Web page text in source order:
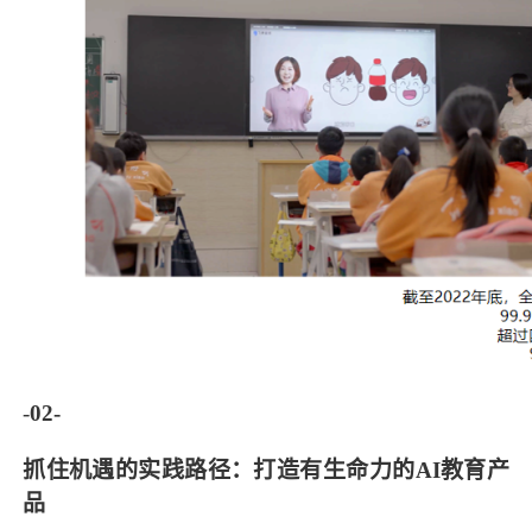
-02-
抓住机遇的实践路径：打造有生命力的AI教育产
品